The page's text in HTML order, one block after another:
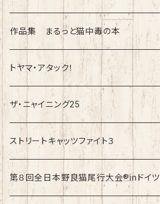
ラバーバンド（ブレスレット・リストバンド）
作品集 まるっと猫中毒の本
トヤマ・アタック！
ザ・ニャイニング25
速乾ドライタイプ
綿100%ノーマルタイプ
ストリートキャッツファイト３
速乾ドライタイプ
第８回全日本野良猫尾行大会®︎inドイツ